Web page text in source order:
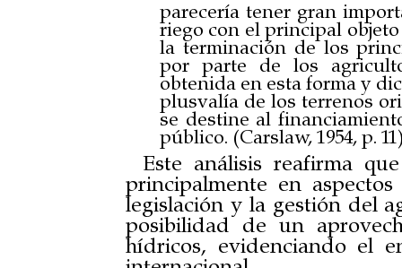
parecería tener gran
riego con el principal
la terminación de los
por parte de los
obtenida en esta forma y
plusvalía de los terrenos
se destine al
público. (Carslaw, 1954, p.
Este análisis reafirma
principalmente en
legislación y la gestión del
posibilidad de un
hídricos, evidenciando el